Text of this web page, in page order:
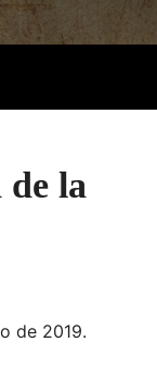
la
de 2019.